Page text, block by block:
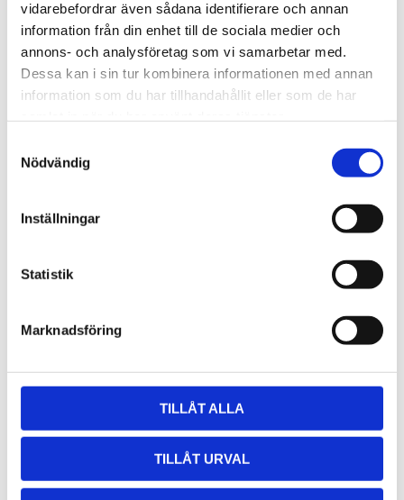
vidarebefordrar även sådana identifierare och annan
information från din enhet till de sociala medier och
annons- och analysföretag som vi samarbetar med.
Dessa kan i sin tur kombinera informationen med annan
information som du har tillhandahållit eller som de har
Nödvändig
Inställningar
Statistik
Marknadsföring
TILLÅT ALLA
TILLÅT URVAL
Lättmonterad
takräcken, för fordon utan
befintliga fästpunkter för
fabriksmonterade räcken.
1 795 kr
kr
Lättmonterad
Edge-takräcken, för
fordon utan befintliga
eller fabriksmonterade
räcken.
2 525kr
2 635